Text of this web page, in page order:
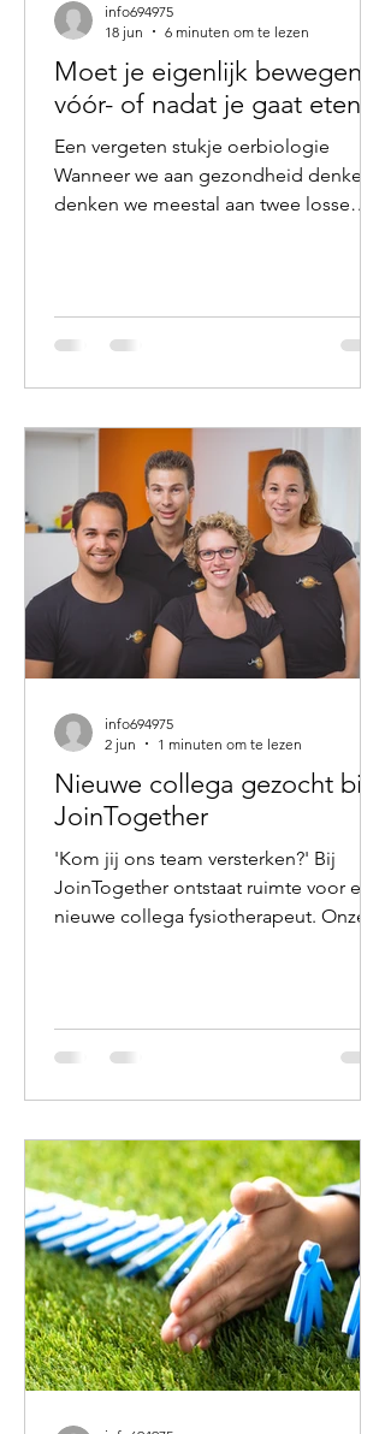
Moet je eigenlijk bewegen
vóór- of nadat je gaat eten?
Een vergeten stukje oerbiologie
Wanneer we aan gezondheid denken,
denken we meestal aan twee losse
bewegen essentieel is voor onze
gezondheid. Maar zelden staan we stil
perspectief interessant. Onze
voorouders stonden niet op, liepen
naar de koelkast, maakten een ontbijt
en gingen vervolgens achter een
beeldscherm
info694975
18 jun
6 minuten om te lezen
Nieuwe collega gezocht bij
JoinTogether
'Kom jij ons team versterken?' Bij
JoinTogether ontstaat ruimte voor een
nieuwe collega fysiotherapeut. Onze
bij huis. Daardoor zoeken wij iemand
die goed past bij onze manier van
We zoeken een fysiotherapeut met
enige werkervaring, bij voorkeur
iemand die in opleiding is tot een
specialisatie
info694975
2 jun
1 minuten om te lezen